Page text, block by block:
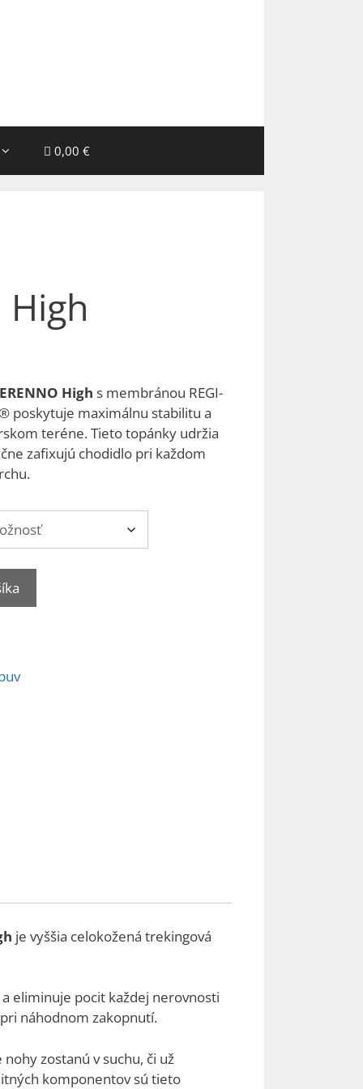
0,00 €
High
High s membránou REGI-
poskytuje maximálnu stabilitu a
teréne. Tieto topánky udržia
zafixujú chodidlo pri každom
je vyššia celokožená trekingová
eliminuje pocit každej nerovnosti
náhodnom zakopnutí.
nohy zostanú v suchu, či už
komponentov sú tieto